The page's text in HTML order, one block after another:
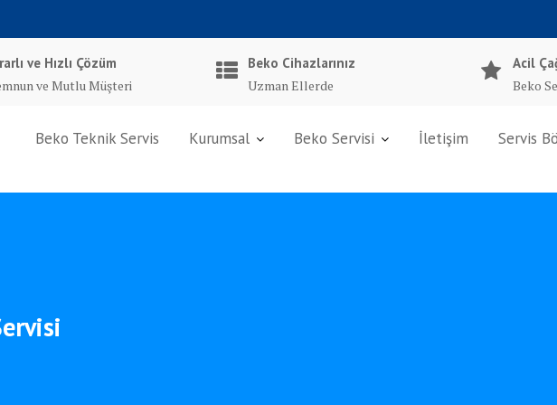
ve Hızlı Çözüm
ve Mutlu Müşteri
Beko Cihazlarınız
Uzman Ellerde
Acil
Beko
Beko Teknik Servis Kurumsal Beko Servisi İletişim Servis